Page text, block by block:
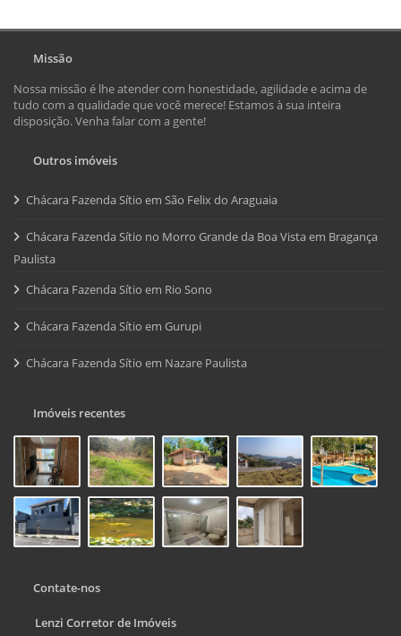
Missão
Nossa missão é lhe atender com honestidade, agilidade e acima de
tudo com a qualidade que você merece! Estamos à sua inteira
disposição. Venha falar com a gente!
Outros imóveis
Chácara Fazenda Sítio em São Felix do Araguaia
Chácara Fazenda Sítio no Morro Grande da Boa Vista em Bragança
Paulista
Chácara Fazenda Sítio em Rio Sono
Chácara Fazenda Sítio em Gurupi
Chácara Fazenda Sítio em Nazare Paulista
Imóveis recentes
Contate-nos
Lenzi Corretor de Imóveis